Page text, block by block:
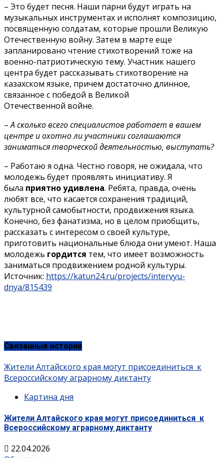
– Это будет песня. Наши парни будут играть на
музыкальных инструментах и исполнят композицию,
посвященную солдатам, которые прошли Великую
Отечественную войну. Затем в марте еще
запланировано чтение стихотворений тоже на
военно-патриотическую тему. Участник нашего
центра будет рассказывать стихотворение на
казахском языке, причем достаточно длинное,
связанное с победой в Великой
Отечественной войне.
–А сколько всего специалистов работает в вашем
центре и охотно ли участники соглашаются
заниматься творческой деятельностью, выступать?
– Работаю я одна. Честно говоря, не ожидала, что
молодежь будет проявлять инициативу. Я
была приятно удивлена. Ребята, правда, очень
любят все, что касается сохранения традиций,
культурной самобытности, продвижения языка.
Конечно, без фанатизма, но в целом приобщить,
рассказать с интересом о своей культуре,
приготовить национальные блюда они умеют. Наша
молодежь гордится тем, что имеет возможность
заниматься продвижением родной культуры.
Источник: https://katun24.ru/projects/intervyu-
dnya/815439
Связанные истории
Жители Алтайского края могут присоединиться к
Всероссийскому аграрному диктанту
Картина дня
Жители Алтайского края могут присоединиться к
Всероссийскому аграрному диктанту
22.04.2026